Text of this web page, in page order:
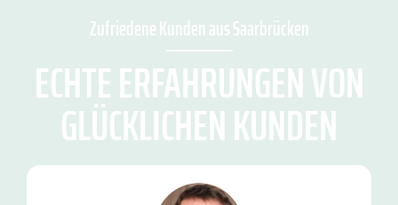
Zufriedene Kunden aus Saarbrücken
ECHTE ERFAHRUNGEN VON
GLÜCKLICHEN KUNDEN